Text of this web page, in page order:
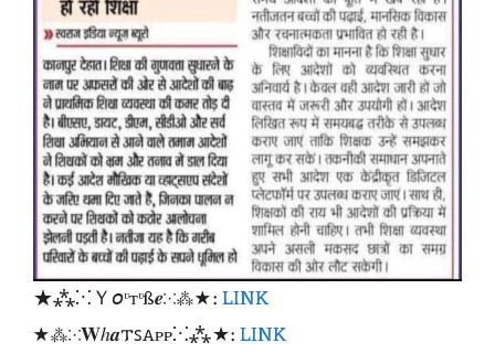
★⁂⁙Ｙ𝘰ᶹтᶹß𝒆⁙⁂★:LINK
★⁂⁙𝐖ℎ𝒂𐍄ꜱꭺᴩᴩ⁙⁂★:LINK